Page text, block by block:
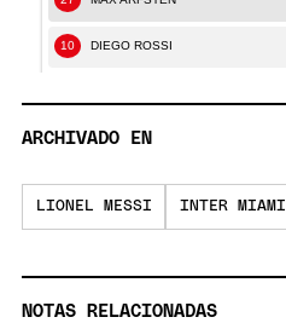
ARCHIVADO EN
LIONEL MESSI INTER MIAMI
NOTAS RELACIONADAS